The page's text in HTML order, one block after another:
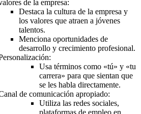
de la empresa:
Destaca la cultura de la empresa y
los valores que atraen a jóvenes
talentos.
Menciona oportunidades de
desarrollo y crecimiento profesional.
Usa términos como «tú» y «tu
carrera» para que sientan que
se les habla directamente.
de comunicación apropiado:
Utiliza las redes sociales,